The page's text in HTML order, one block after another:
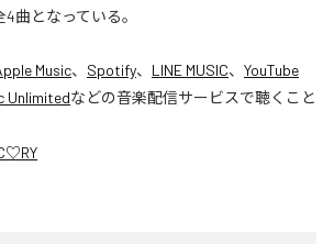
曲となっている。
Music、 Spotify、 LINE MUSIC、 YouTube
Unlimitedなどの音楽配信サービスで聴くこと